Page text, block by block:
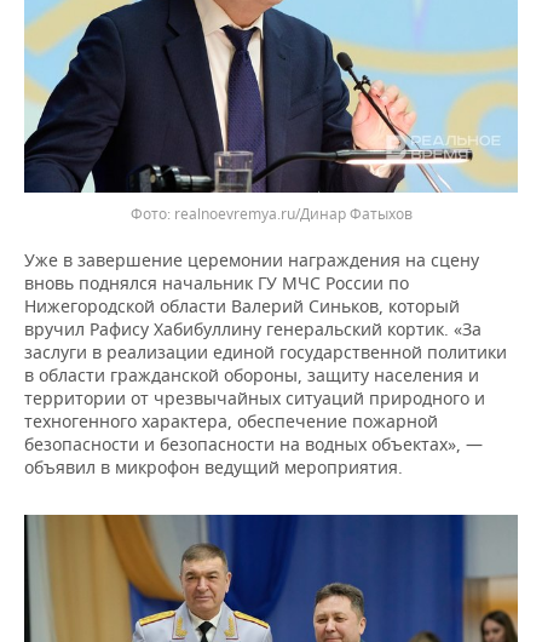
realnoevremya.ru/Динар Фатыхов
Уже в завершение церемонии награждения на сцену
вновь поднялся начальник ГУ МЧС России по
Нижегородской области Валерий Синьков, который
вручил Рафису Хабибуллину генеральский кортик. «За
заслуги в реализации единой государственной политики
в области гражданской обороны, защиту населения и
территории от чрезвычайных ситуаций природного и
техногенного характера, обеспечение пожарной
безопасности и безопасности на водных объектах», —
объявил в микрофон ведущий мероприятия.